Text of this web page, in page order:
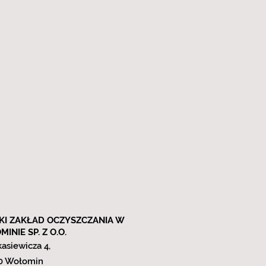
ZAKŁAD OCZYSZCZANIA W
SP. Z O.O.
4,
Wołomin